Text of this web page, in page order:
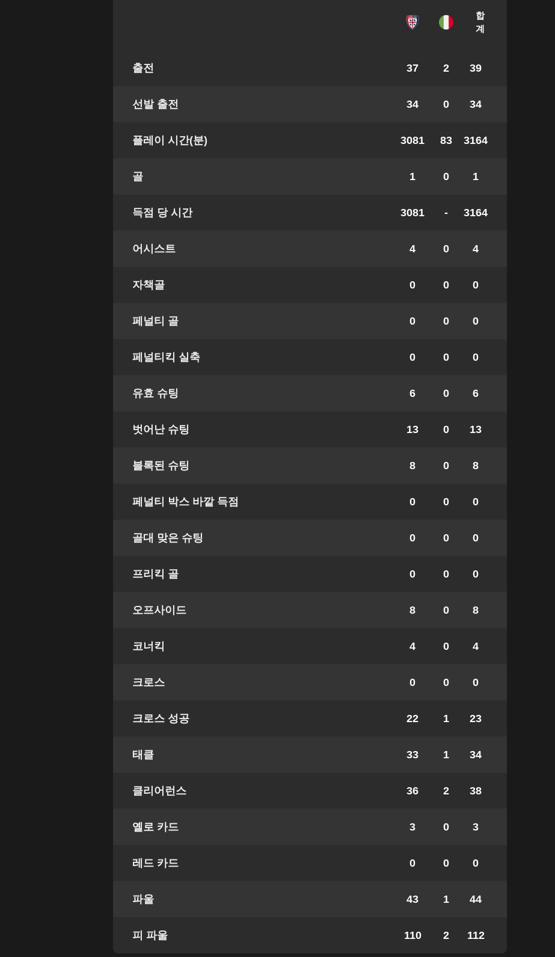
합
계
출전 37 2 39
선발 출전 34 0 34
플레이 시간(분) 3081 83 3164
골 1 0 1
득점 당 시간 3081 - 3164
어시스트 4 0 4
자책골 0 0 0
페널티 골 0 0 0
페널티킥 실축 0 0 0
유효 슈팅 6 0 6
벗어난 슈팅 13 0 13
블록된 슈팅 8 0 8
페널티 박스 바깥 득점 0 0 0
골대 맞은 슈팅 0 0 0
프리킥 골 0 0 0
오프사이드 8 0 8
코너킥 4 0 4
크로스 0 0 0
크로스 성공 22 1 23
태클 33 1 34
클리어런스 36 2 38
옐로 카드 3 0 3
레드 카드 0 0 0
파울 43 1 44
피 파울 110 2 112